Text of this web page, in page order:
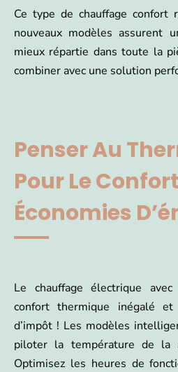
Ce type de chauffage
nouveaux modèles assurent
mieux répartie dans toute la
combiner avec une solution
Penser Au
Pour Le
Économies
Le chauffage électrique
confort thermique inégalé
d’impôt ! Les modèles
piloter la température de la
Optimisez les heures de